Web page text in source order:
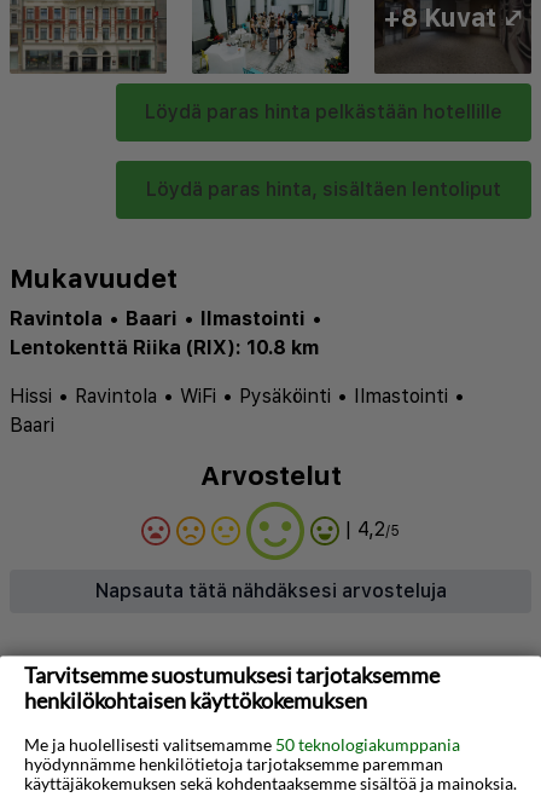
Löydä paras hinta pelkästään hotellille
Löydä paras hinta, sisältäen lentoliput
+8 Kuvat ⤢
Mukavuudet
Ravintola • Baari • Ilmastointi •
Lentokenttä Riika (RIX): 10.8 km
Hissi • Ravintola • WiFi • Pysäköinti • Ilmastointi •
Baari
Arvostelut
| 4,2/5
Napsauta tätä nähdäksesi arvosteluja
Tietoja hotellista
Ibis Riga Centre toivottaa vieraat tervetulleiksi
Latvian elinvoimaisen pääkaupungin sydämessä,
vain muutaman askeleen päässä kaupungin
Tarvitsemme suostumuksesi tarjotaksemme
henkilökohtaisen käyttökokemuksen
Me ja huolellisesti valitsemamme 50 teknologiakumppania
hyödynnämme henkilötietoja tarjotaksemme paremman
käyttäjäkokemuksen sekä kohdentaaksemme sisältöä ja mainoksia.